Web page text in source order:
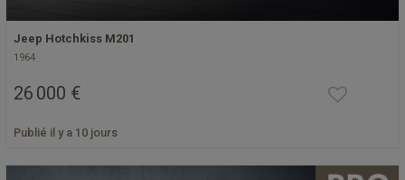
Jeep Hotchkiss M201
1964
26 000 €
Publié il y a 10 jours